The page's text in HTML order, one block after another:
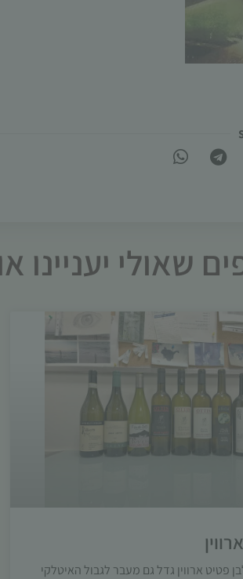
שאולי יעניינו
פטיט ארווין גדל גם מעבר לגבול האיטלקי